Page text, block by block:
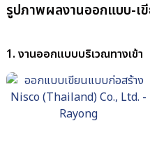
รูปภาพผลงานออกแบบ-เ
1. งานออกแบบบริเวณทางเข้า